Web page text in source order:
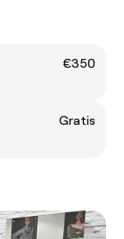
€350
Gratis